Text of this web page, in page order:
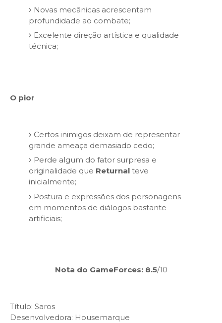
Novas mecânicas acrescentam
profundidade ao combate;
Excelente direção artística e qualidade
técnica;
O pior
Certos inimigos deixam de representar
grande ameaça demasiado cedo;
Perde algum do fator surpresa e
originalidade que Returnal teve
inicialmente;
Postura e expressões dos personagens
em momentos de diálogos bastante
artificiais;
Nota do GameForces: 8.5/10
Título: Saros
Desenvolvedora: Housemarque